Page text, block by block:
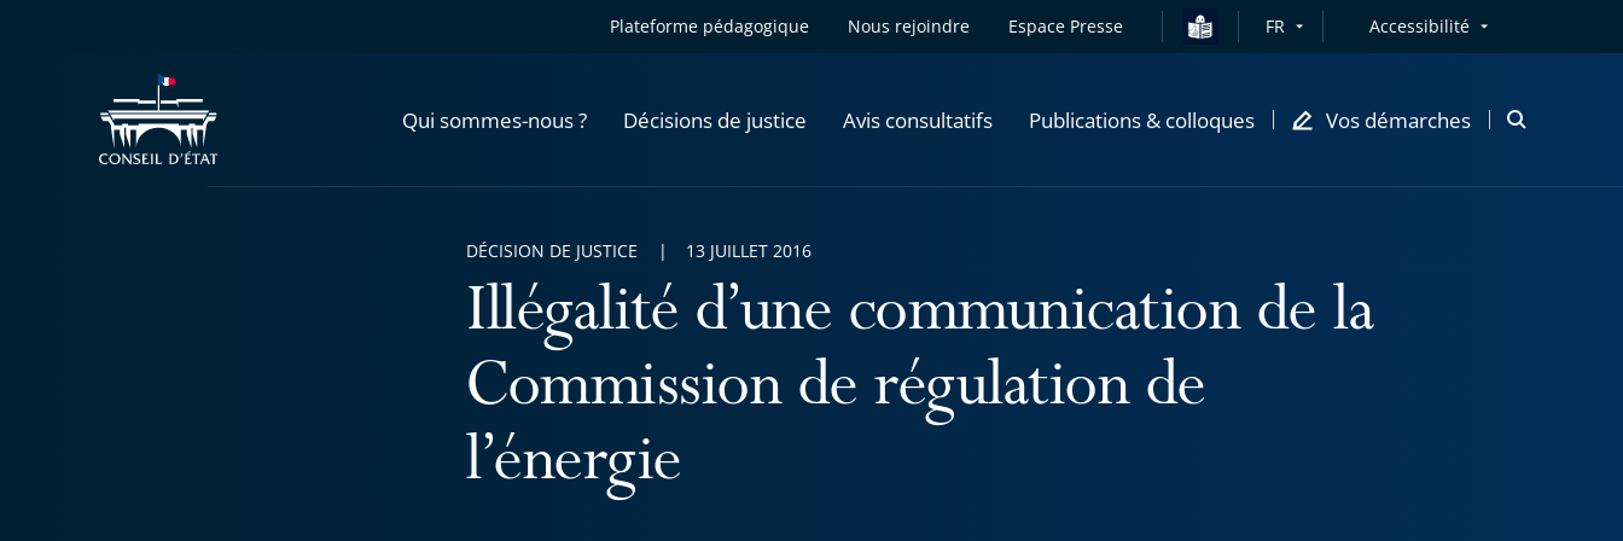
Plateforme pédagogique Nous rejoindre Espace Presse FR Accessibilité
Qui sommes-nous ? Décisions de justice Avis consultatifs Publications & colloques Vos démarches
Ouvrir
Illégalité d’une communication de la
Commission de régulation de
l’énergie
DÉCISION DE JUSTICE 13 JUILLET 2016